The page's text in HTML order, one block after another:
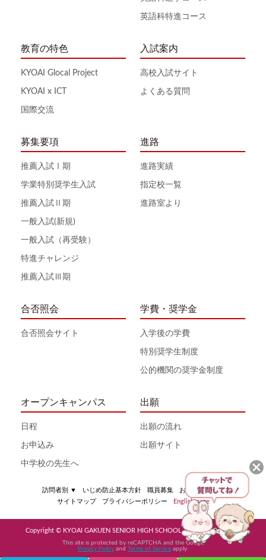
英語科特進コース
教育の特色
KYOAI Glocal Project
KYOAI x ICT
国際交流
入試案内
高校入試サイト
よくある質問
募集要項
推薦入試Ⅰ期
学業特別奨学生入試
推薦入試Ⅱ期
一般入試(新規)
一般入試（再受験）
特進チャレンジ
推薦入試Ⅲ期
進路
進路実績
指定校一覧
進路室より
合否照会
合否照会サイト
学費・奨学金
入学後の学費
特別奨学生制度
公的機関の奨学金制度
オープンキャンパス
日程
お申込み
中学校の先生へ
出願
出願の流れ
出願サイト
訪問者別 ▼ いじめ防止基本方針 職員募集
お問い合わせ
サイトマップ
プライバシーポリシー English page
Copyright © KYOAI GAKUEN SENIOR HIGH SCHOOL All Rights Reserved
This site is protected by reCAPTCHA and the Google
Privacy Policy and Terms of Service apply.